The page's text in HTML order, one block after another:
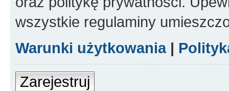
wszystkie regulaminy
Warunki użytkowania|
Zarejestruj